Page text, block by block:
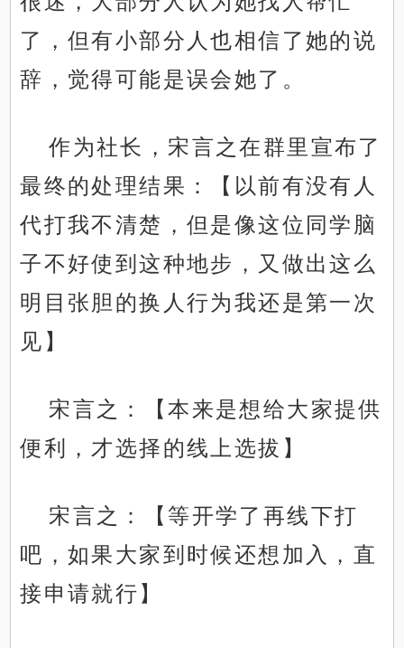
了，但有小部分人也相信了她的说
辞，觉得可能是误会她了。
作为社长，宋言之在群里宣布了
最终的处理结果：【以前有没有人
代打我不清楚，但是像这位同学脑
子不好使到这种地步，又做出这么
明目张胆的换人行为我还是第一次
见】
宋言之：【本来是想给大家提供
便利，才选择的线上选拔】
宋言之：【等开学了再线下打
吧，如果大家到时候还想加入，直
接申请就行】